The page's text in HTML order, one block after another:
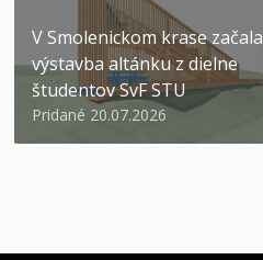
V Smolenickom krase začala
výstavba altánku z dielne
študentov SvF STU
Pridané 20.07.2026